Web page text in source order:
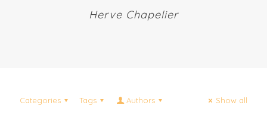
Herve Chapelier
Categories Tags Authors Show all